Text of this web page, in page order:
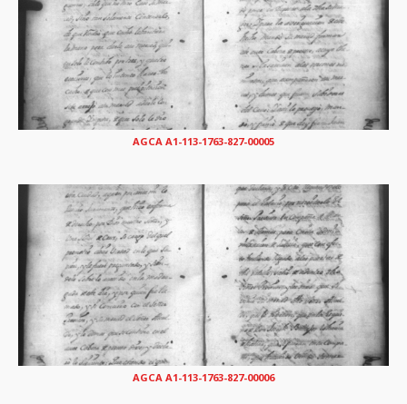
AGCA A1-113-1763-827-00005
AGCA A1-113-1763-827-00006